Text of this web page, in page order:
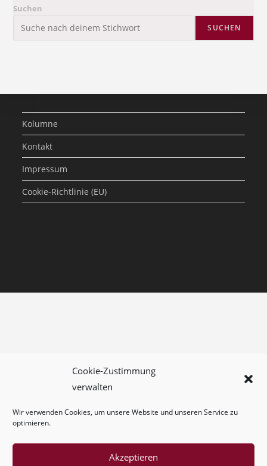
Cookie-Zustimmung
verwalten
Wir verwenden Cookies, um unsere Website und unseren Service zu
optimieren.
Akzeptieren
Suchen
SUCHEN
Kolumne
Kontakt
Impressum
Cookie-Richtlinie (EU)